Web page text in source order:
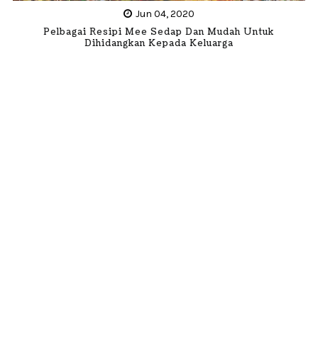
Jun 04, 2020
Pelbagai Resipi Mee Sedap Dan Mudah Untuk
Dihidangkan Kepada Keluarga